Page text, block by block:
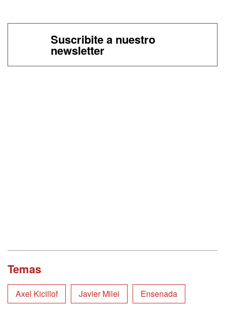
Suscribite a nuestro
newsletter
Temas
Axel Kicillof Javier Milei Ensenada